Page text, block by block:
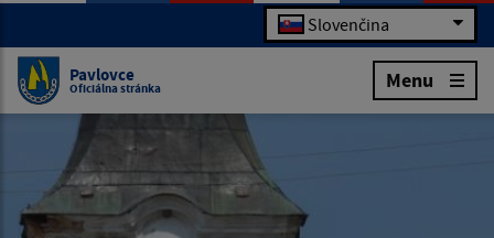
Slovenčina
Pavlovce
Oficiálna stránka Menu